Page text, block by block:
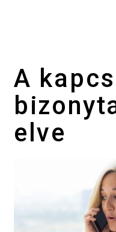
A
elve